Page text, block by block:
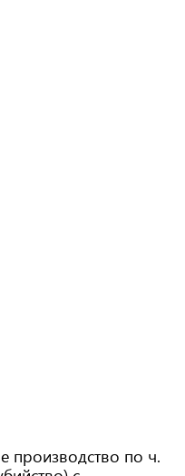
производство по ч.